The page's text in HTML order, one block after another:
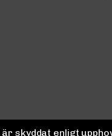
skyddat enligt